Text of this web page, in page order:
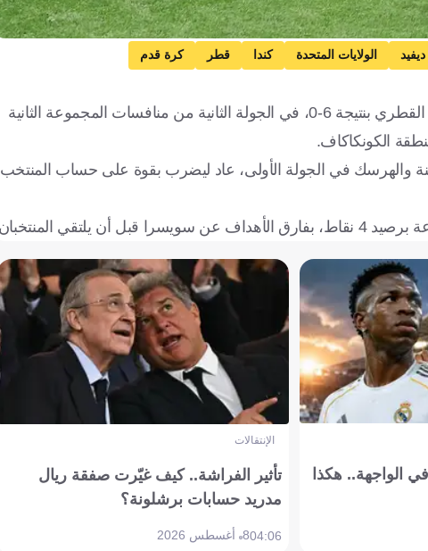
الولايات المتحدة كندا قطر كرة قدم
دخل المنتخب الكندي تاريخ كأس العالم من أوسع أبوابه، بعدما اكتسح نظيره القطري بنتيجة 6-0، في الجولة الثانية من منافسات المجموعة الثانية
والهرسك في الجولة الأولى، عاد ليضرب بقوة على حساب المنتخب
الواجهة.. هكذا
الإنتقالات
تأثير الفراشة.. كيف غيّرت صفقة ريال
مدريد حسابات برشلونة؟
04:068 أغسطس 2026